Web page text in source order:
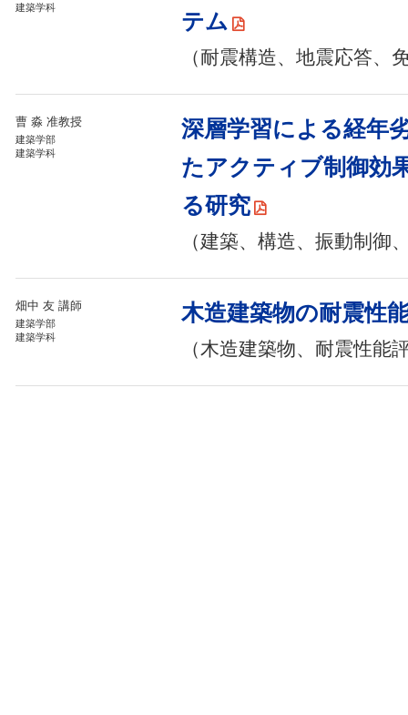
建築学科
テム
（耐震構造、地震応答、
曹 淼 准教授
建築学部
建築学科
深層学習による経年
たアクティブ制御効
る研究
（建築、構造、振動制御
畑中 友 講師
建築学部
建築学科
木造建築物の耐震性
（木造建築物、耐震性能